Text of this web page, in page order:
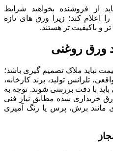
از فروشنده بخواهید شرایط
اعلام کند؛ زیرا ورق های تازه
و باکیفیت تر هستند.
ورق روغنی
نباید ملاک تصمیم گیری باشد؛
تلرانس تولید، برند کارخانه،
با دقت بررسی شوند. توجه به
خریداری شده مطابق نیاز فنی
مانند برش، پرس یا رنگ آمیزی